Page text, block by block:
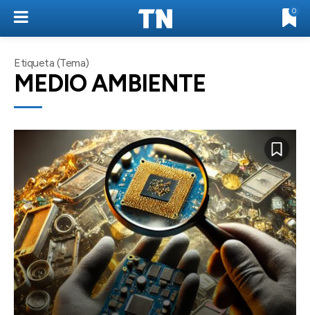
0
Etiqueta (Tema)
MEDIO AMBIENTE